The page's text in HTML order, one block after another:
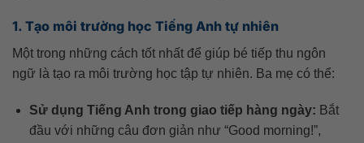
1. Tạo môi trường học Tiếng Anh tự nhiên
Một trong những cách tốt nhất để giúp bé tiếp thu ngôn
ngữ là tạo ra môi trường học tập tự nhiên. Ba mẹ có thể:
Sử dụng Tiếng Anh trong giao tiếp hàng ngày: Bắt
đầu với những câu đơn giản như “Good morning!”,